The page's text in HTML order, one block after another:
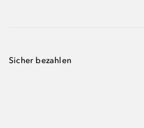
Sicher bezahlen